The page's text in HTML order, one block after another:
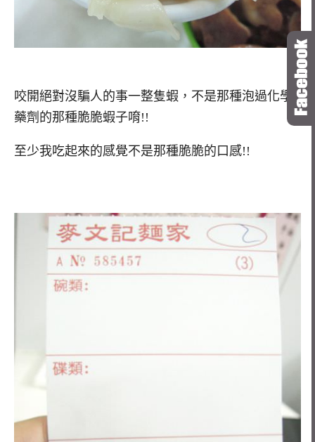
咬開絕對沒騙人的事一整隻蝦，不是那種泡過化學
藥劑的那種脆脆蝦子唷!!
至少我吃起來的感覺不是那種脆脆的口感!!